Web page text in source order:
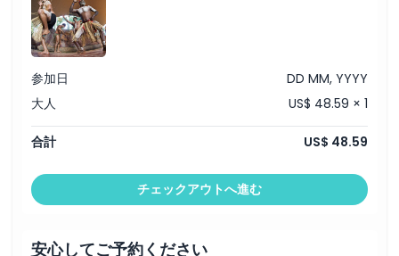
注意事項
行き方
引換方法
キャンセルポリシー
参加日
DD MM, YYYY
大人
US$ 48.59 × 1
合計 US$ 48.59
チェックアウトへ進む
安心してご予約ください